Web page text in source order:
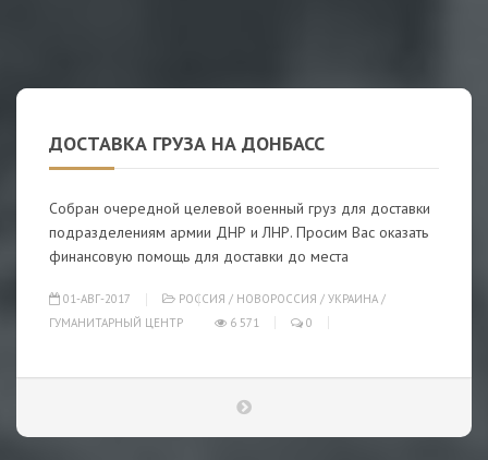
ДОСТАВКА ГРУЗА НА ДОНБАСС
Собран очередной целевой военный груз для доставки
подразделениям армии ДНР и ЛНР. Просим Вас оказать
финансовую помощь для доставки до места
01-АВГ-2017 РОССИЯ / НОВОРОССИЯ / УКРАИНА /
ГУМАНИТАРНЫЙ ЦЕНТР
6 571 0